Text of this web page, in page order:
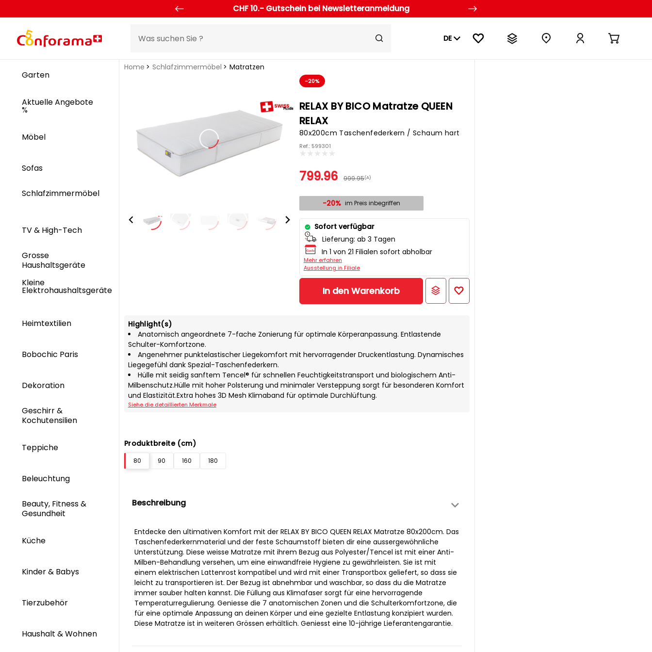
CHF 10.- Gutschein bei Newsletteranmeldung
DE
Garten
Aktuelle Angebote
%
Möbel
Sofas
Schlafzimmermöbel
TV & High-Tech
Grosse
Haushaltsgeräte
Kleine
Elektrohaushaltsgeräte
Heimtextilien
Bobochic Paris
Dekoration
Geschirr &
Kochutensilien
Teppiche
Beleuchtung
Beauty, Fitness &
Gesundheit
Küche
Kinder & Babys
Tierzubehör
Haushalt & Wohnen
Home Schlafzimmermöbel Matratzen
-20%
RELAX BY BICO Matratze QUEEN
RELAX
80x200cm Taschenfederkern / Schaum hart
Ref.: 599301
799.96 999.95(A)
-20% im Preis inbegriffen
Sofort verfügbar
Lieferung: ab 3 Tagen
In 1 von 21 Filialen sofort abholbar
Mehr erfahren
Ausstellung in Filiale
In den Warenkorb
Highlight(s)
Anatomisch angeordnete 7-fache Zonierung für optimale Körperanpassung. Entlastende
Schulter-Komfortzone.
Angenehmer punktelastischer Liegekomfort mit hervorragender Druckentlastung. Dynamisches
Liegegefühl dank Spezial-Taschenfederkern.
Hülle mit seidig sanftem Tencel® für schnellen Feuchtigkeitstransport und biologischem Anti-
Milbenschutz.Hülle mit hoher Polsterung und minimaler Versteppung sorgt für besonderen Komfort
und Elastizität.Extra hohes 3D Mesh Klimaband für optimale Durchlüftung.
Siehe die detaillierten Merkmale
Produktbreite (cm)
80 90 160 180
Beschreibung
Entdecke den ultimativen Komfort mit der RELAX BY BICO QUEEN RELAX Matratze 80x200cm. Das
Taschenfederkernmaterial und der feste Schaumstoff bieten dir eine aussergewöhnliche
Unterstützung. Diese weisse Matratze mit ihrem Bezug aus Polyester/Tencel ist mit einer Anti-
Milben-Behandlung versehen, um eine einwandfreie Hygiene zu gewährleisten. Sie ist mit
einem elektrischen Lattenrost kompatibel und wird mit einer Transportbox geliefert, so dass sie
leicht zu transportieren ist. Der Bezug ist abnehmbar und waschbar, so dass du die Matratze
immer sauber halten kannst. Die Füllung aus Klimafaser sorgt für eine hervorragende
Temperaturregulierung. Geniesse die 7 anatomischen Zonen und die Schulterkomfortzone, die
für eine optimale Anpassung an deinen Körper und eine gezielte Entlastung konzipiert wurden.
Diese Matratze ist in weiteren Grössen erhältlich. Geniesst eine 10-jährige Lieferantengarantie.